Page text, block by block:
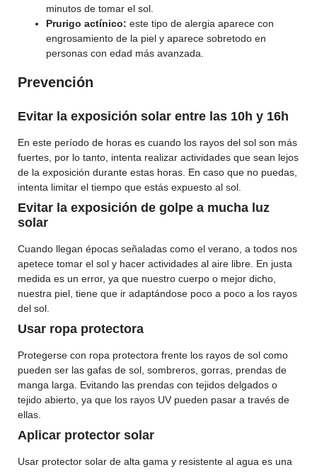
minutos de tomar el sol.
Prurigo actínico: este tipo de alergia aparece con
engrosamiento de la piel y aparece sobretodo en
personas con edad más avanzada.
Prevención
Evitar la exposición solar entre las 10h y 16h
En este período de horas es cuando los rayos del sol son más
fuertes, por lo tanto, intenta realizar actividades que sean lejos
de la exposición durante estas horas. En caso que no puedas,
intenta limitar el tiempo que estás expuesto al sol.
Evitar la exposición de golpe a mucha luz
solar
Cuando llegan épocas señaladas como el verano, a todos nos
apetece tomar el sol y hacer actividades al aire libre. En justa
medida es un error, ya que nuestro cuerpo o mejor dicho,
nuestra piel, tiene que ir adaptándose poco a poco a los rayos
del sol.
Usar ropa protectora
Protegerse con ropa protectora frente los rayos de sol como
pueden ser las gafas de sol, sombreros, gorras, prendas de
manga larga. Evitando las prendas con tejidos delgados o
tejido abierto, ya que los rayos UV pueden pasar a través de
ellas.
Aplicar protector solar
Usar protector solar de alta gama y resistente al agua es una